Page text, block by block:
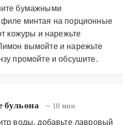
бумажными
минтая на порционные
кожуры и нарежьте
вымойте и нарежьте
промойте и обсушите.
бульона ~ 10 мин
воды, добавьте лавровый